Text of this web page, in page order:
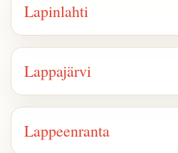
Lapinlahti
Lappajärvi
Lappeenranta